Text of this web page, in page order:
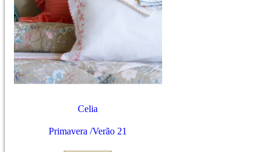
Celia
Primavera /Verão 21